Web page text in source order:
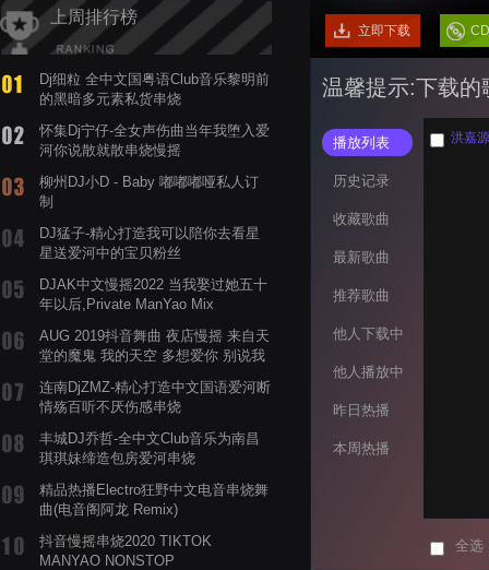
上周排行榜
Dj细粒 全中文国粤语Club音乐黎明前
的黑暗多元素私货串烧
怀集Dj宁仔-全女声伤曲当年我堕入爱
河你说散就散串烧慢摇
柳州DJ小D - Baby 嘟嘟嘟哑私人订
制
DJ猛子-精心打造我可以陪你去看星
星送爱河中的宝贝粉丝
DJAK中文慢摇2022 当我娶过她五十
年以后,Private ManYao Mix
AUG 2019抖音舞曲 夜店慢摇 来自天
堂的魔鬼 我的天空 多想爱你 别说我
连南DjZMZ-精心打造中文国语爱河断
情殇百听不厌伤感串烧
丰城DJ乔哲-全中文Club音乐为南昌
琪琪妹缔造包房爱河串烧
精品热播Electro狂野中文电音串烧舞
曲(电音阁阿龙 Remix)
抖音慢摇串烧2020 TIKTOK
MANYAO NONSTOP
立即下载
温馨提示:下载的
播放列表
历史记录
收藏歌曲
最新歌曲
推荐歌曲
他人下载中
他人播放中
昨日热播
本周热播
洪嘉
全选